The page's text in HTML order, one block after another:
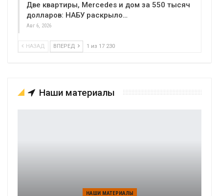
Две квартиры, Mercedes и дом за 550 тысяч
долларов: НАБУ раскрыло…
Авг 6, 2026
НАЗАД ВПЕРЕД 1 из 17 230
Наши материалы
НАШИ МАТЕРИАЛЫ